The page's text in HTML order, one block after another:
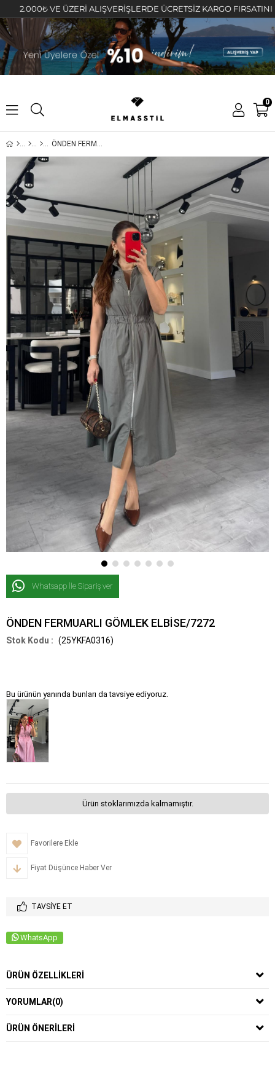
VE ÜZERİ ALIŞVERİŞLERDE ÜCRETSİZ KARGO FIRSATINI
0
ÖNDEN FERMUARLI GÖMLEK ELBİSE/7272
Whatsapp İle Sipariş ver
ÖNDEN FERMUARLI GÖMLEK ELBİSE/7272
(25YKFA0316)
Bu ürünün yanında bunları da tavsiye ediyoruz.
Ürün stoklarımızda kalmamıştır.
Favorilere Ekle
Fiyat Düşünce Haber Ver
TAVSIYE ET
WhatsApp
ÜRÜN ÖZELLIKLERI
YORUMLAR(0)
ÜRÜN ÖNERILERI